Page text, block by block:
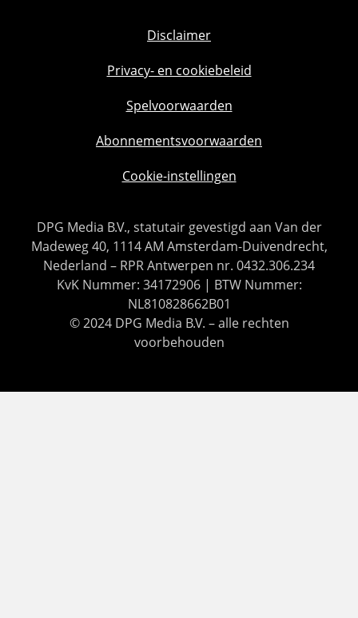
Disclaimer
Privacy- en cookiebeleid
Spelvoorwaarden
Abonnementsvoorwaarden
Cookie-instellingen
DPG Media B.V., statutair gevestigd aan Van der
Madeweg 40, 1114 AM Amsterdam-Duivendrecht,
Nederland – RPR Antwerpen nr. 0432.306.234
KvK Nummer: 34172906 | BTW Nummer:
NL810828662B01
© 2024 DPG Media B.V. – alle rechten
voorbehouden